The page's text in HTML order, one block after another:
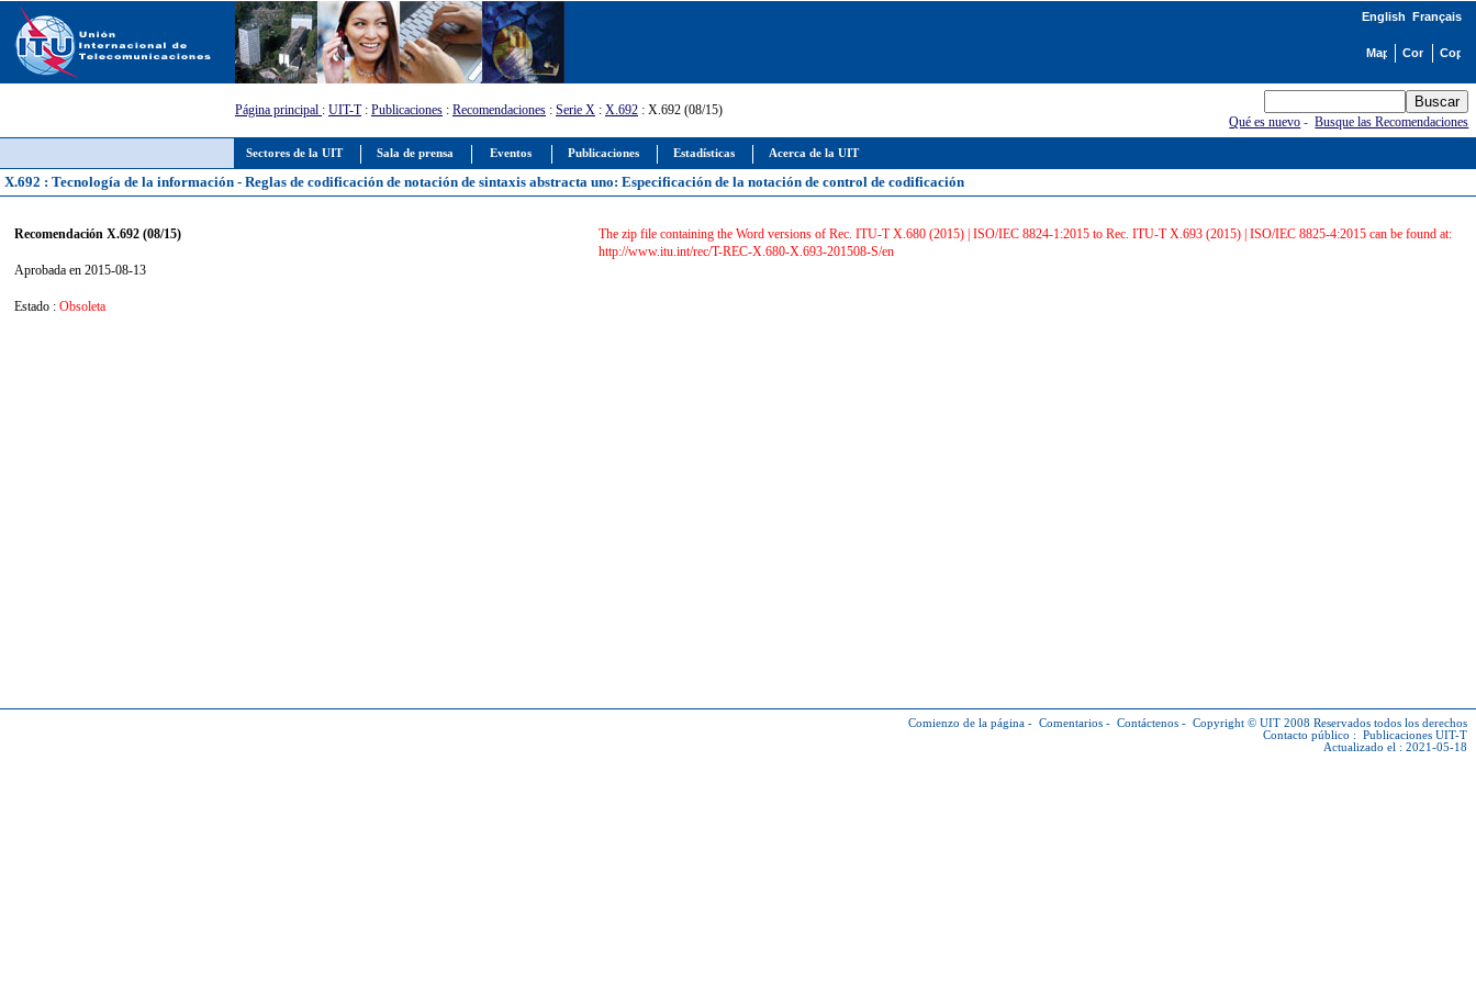
Sectores de la UIT Sala de prensa Eventos Publicaciones Estadísticas Acerca de la UIT
English Français
Página principal : UIT-T: Publicaciones : Recomendaciones : Serie X : X.692 : X.692 (08/15)
Qué es nuevo -Busque las Recomendaciones
X.692 : Tecnología de la información - Reglas de codificación de notación de sintaxis abstracta uno: Especificación de la notación de control de codificación
Recomendación X.692 (08/15)
Aprobada en 2015-08-13
Estado : Obsoleta
The zip file containing the Word versions of Rec. ITU-T X.680 (2015) | ISO/IEC 8824-1:2015 to Rec. ITU-T X.693 (2015) | ISO/IEC 8825-4:2015 can be found at:
http://www.itu.int/rec/T-REC-X.680-X.693-201508-S/en
Comienzo de la página - Comentarios - Contáctenos - Copyright © UIT 2008 Reservados todos los derechos
Contacto público : Publicaciones UIT-T
Actualizado el : 2021-05-18